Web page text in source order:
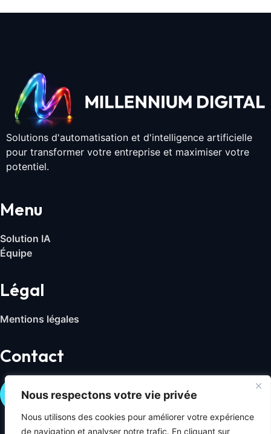
Nous respectons votre vie privée
Nous utilisons des cookies pour améliorer votre expérience
de navigation et analyser notre trafic. En cliquant sur
Solutions d'automatisation et d'intelligence artificielle
pour transformer votre entreprise et maximiser votre
potentiel.
Menu
Solution IA
Équipe
Légal
Mentions légales
Contact
Nous contacter